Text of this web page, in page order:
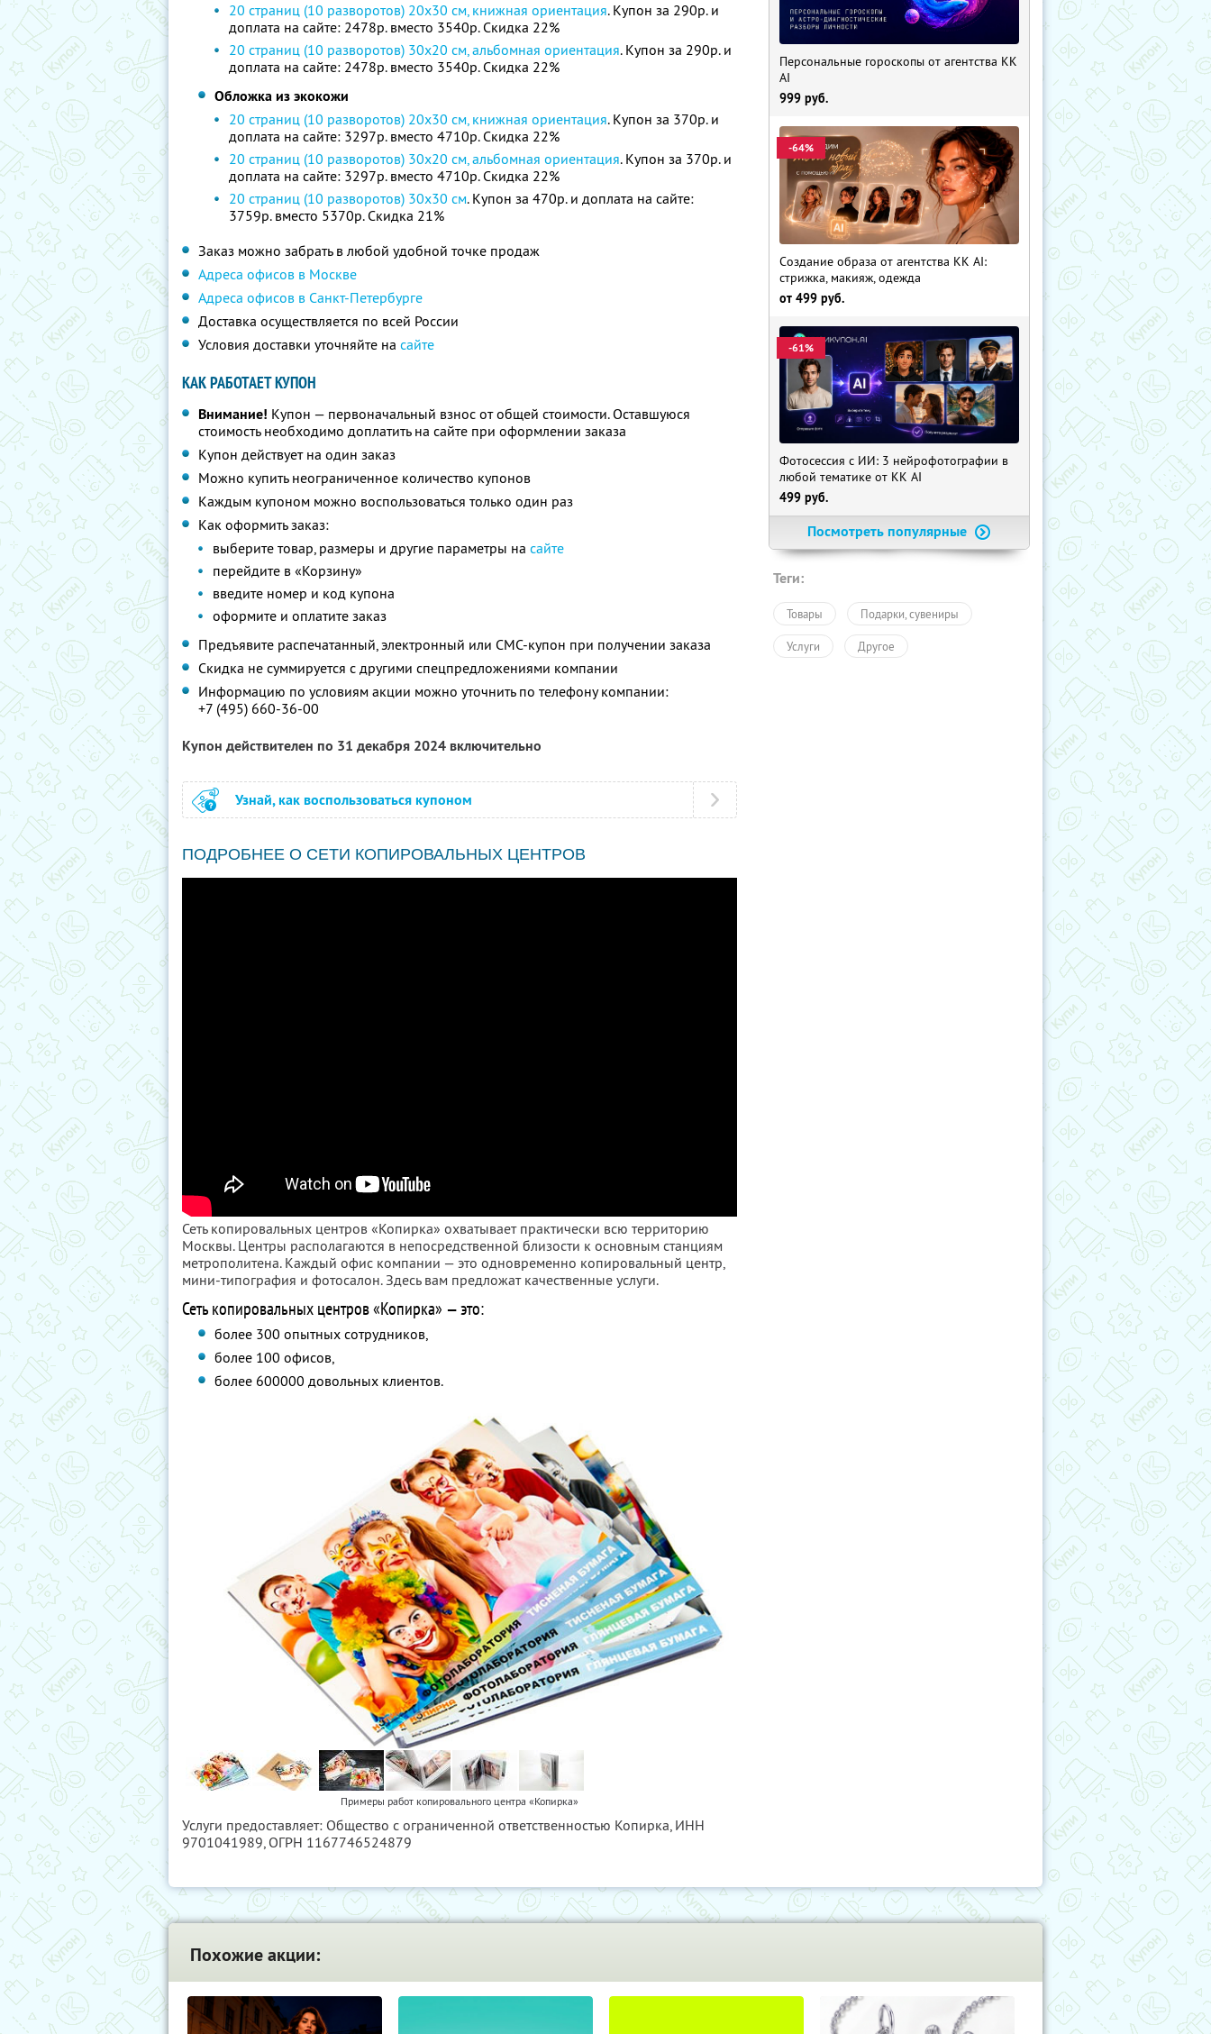
20 страниц (10 разворотов) 20х30 см, книжная ориентация. Купон за 290р. и
доплата на сайте: 2478р. вместо 3540р. Скидка 22%
20 страниц (10 разворотов) 30х20 см, альбомная ориентация. Купон за 290р. и
доплата на сайте: 2478р. вместо 3540р. Скидка 22%
Обложка из экокожи
20 страниц (10 разворотов) 20х30 см, книжная ориентация. Купон за 370р. и
доплата на сайте: 3297р. вместо 4710р. Скидка 22%
20 страниц (10 разворотов) 30х20 см, альбомная ориентация. Купон за 370р. и
доплата на сайте: 3297р. вместо 4710р. Скидка 22%
20 страниц (10 разворотов) 30х30 см. Купон за 470р. и доплата на сайте:
3759р. вместо 5370р. Скидка 21%
Заказ можно забрать в любой удобной точке продаж
Адреса офисов в Москве
Адреса офисов в Санкт-Петербурге
Доставка осуществляется по всей России
Условия доставки уточняйте на сайте
КАК РАБОТАЕТ КУПОН
Внимание! Купон — первоначальный взнос от общей стоимости. Оставшуюся
стоимость необходимо доплатить на сайте при оформлении заказа
Купон действует на один заказ
Можно купить неограниченное количество купонов
Каждым купоном можно воспользоваться только один раз
Как оформить заказ:
выберите товар, размеры и другие параметры на сайте
перейдите в «Корзину»
введите номер и код купона
оформите и оплатите заказ
Предъявите распечатанный, электронный или СМС-купон при получении заказа
Скидка не суммируется с другими спецпредложениями компании
Информацию по условиям акции можно уточнить по телефону компании:
+7 (495) 660-36-00
Купон действителен по 31 декабря 2024 включительно
Узнай, как воспользоваться купоном
ПОДРОБНЕЕ О СЕТИ КОПИРОВАЛЬНЫХ ЦЕНТРОВ
Сеть копировальных центров «Копирка» охватывает практически всю территорию
Москвы. Центры располагаются в непосредственной близости к основным станциям
метрополитена. Каждый офис компании — это одновременно копировальный центр,
мини-типография и фотосалон. Здесь вам предложат качественные услуги.
Сеть копировальных центров «Копирка» — это:
более 300 опытных сотрудников,
более 100 офисов,
более 600000 довольных клиентов.
Примеры работ копировального центра «Копирка»
Услуги предоставляет: Общество с ограниченной ответственностью Копирка, ИНН
9701041989, ОГРН 1167746524879
Персональные гороскопы от агентства KK
AI
999 руб.
-64%
Создание образа от агентства KK AI:
стрижка, макияж, одежда
от 499 руб.
-61%
Фотосессия с ИИ: 3 нейрофотографии в
любой тематике от KK AI
499 руб.
Посмотреть популярные
Теги:
Товары Подарки, сувениры
Услуги Другое
Похожие акции: